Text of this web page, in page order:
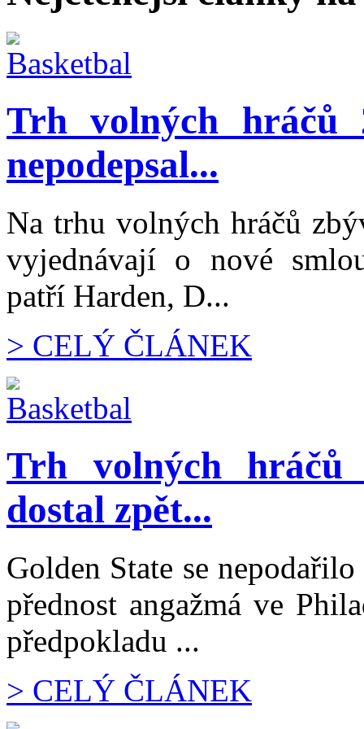
Trh volných hráčů
nepodepsal...
Na trhu volných hráčů
vyjednávají o nové
patří Harden, D...
> CELÝ ČLÁNEK
Trh volných hráčů
dostal zpět...
Golden State se
přednost angažmá ve
předpokladu ...
> CELÝ ČLÁNEK